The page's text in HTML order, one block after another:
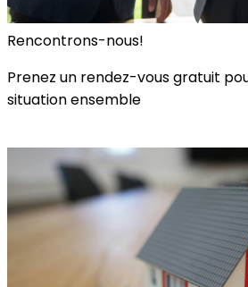
Rencontrons-nous!
Prenez un rendez-vous gratuit
situation ensemble